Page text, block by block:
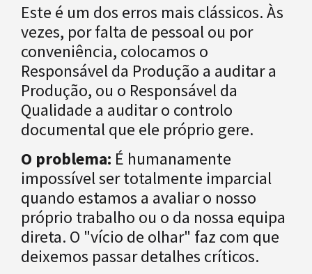
Este é um dos erros mais clássicos. Às
vezes, por falta de pessoal ou por
conveniência, colocamos o
Responsável da Produção a auditar a
Produção, ou o Responsável da
Qualidade a auditar o controlo
documental que ele próprio gere.
O problema: É humanamente
impossível ser totalmente imparcial
quando estamos a avaliar o nosso
próprio trabalho ou o da nossa equipa
direta. O "vício de olhar" faz com que
deixemos passar detalhes críticos.